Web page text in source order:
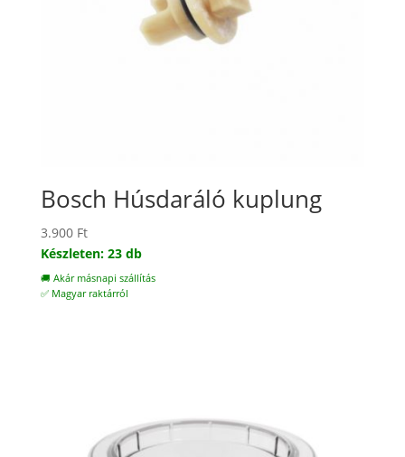
Bosch Húsdaráló kuplung
3.900 Ft
Készleten: 23 db
🚚 Akár másnapi szállítás
✅ Magyar raktárról